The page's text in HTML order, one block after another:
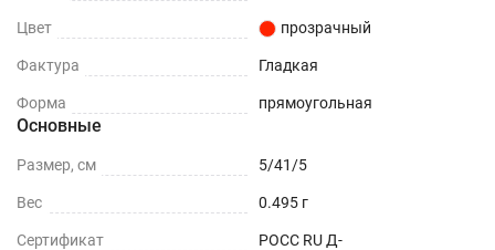
Цвет прозрачный
Фактура Гладкая
Форма прямоугольная
Основные
Размер, см 5/41/5
Вес 0.495 г
Сертификат
РОСС RU Д-